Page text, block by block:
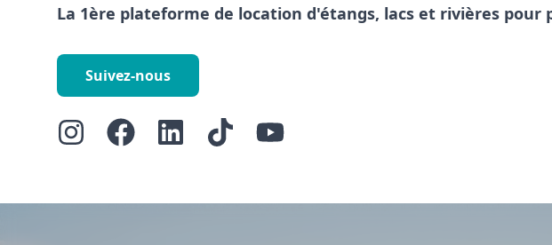
La 1ère plateforme de location d'étangs, lacs et rivières
Suivez-nous